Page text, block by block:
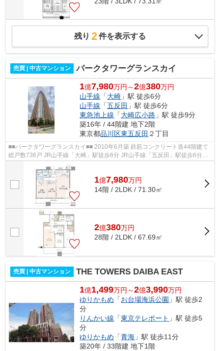
残り 2件を表示する
売買 | 中古マンション パークタワーグランスカイ
1億7,980万円～2億380万円
山手線 「大崎 」駅 徒歩6分
山手線 「五反田 」駅 徒歩6分
東急池上線 「大崎広小路 」駅 徒歩9分
築16年 / 44階建 地下2階
東京都品川区東五反田 ２丁目
■■パークタワーグランスカイ■■ 2010年6月築 鉄筋コンクリート造44階建て
総戸数736戸 JR山手線「大崎」駅徒歩6分 JR山手線「五反田」駅徒歩6分
【共用施設】 エントランスラウンジ ...
1億7,980万円
14階 / 2LDK / 71.30㎡
2億380万円
28階 / 2LDK / 67.69㎡
売買 | 中古マンション THE TOWERS DAIBA EAST
1億1,499万円～2億3,990万円
ゆりかもめ 「お台場海浜公園 」駅 徒歩2
分
りんかい線 「東京テレポート 」駅 徒歩5
分
ゆりかもめ 「青海 」駅 徒歩11分
築20年 / 33階建 地下1階